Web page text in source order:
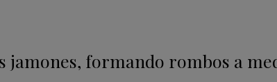
jamones, formando rombos a